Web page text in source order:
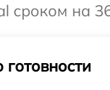
сроком на